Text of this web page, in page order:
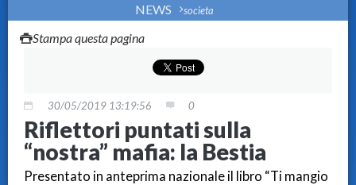
NEWS
societa
Stampa questa pagina
30/05/2019 13:19:56 0
Riflettori puntati sulla
“nostra” mafia: la Bestia
Presentato in anteprima nazionale il libro “Ti mangio